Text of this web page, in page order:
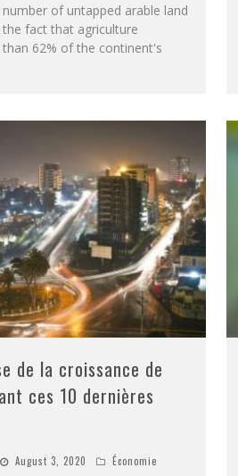
of untapped arable land
fact that agriculture
62% of the continent's
de la croissance de
ces 10 dernières
August 3, 2020 Économie